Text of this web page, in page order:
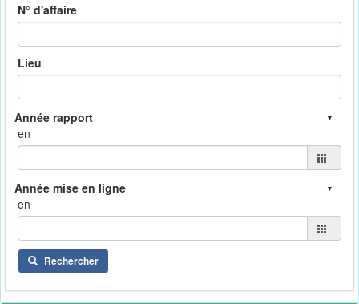
N° d'affaire
Lieu
en
en
Rechercher